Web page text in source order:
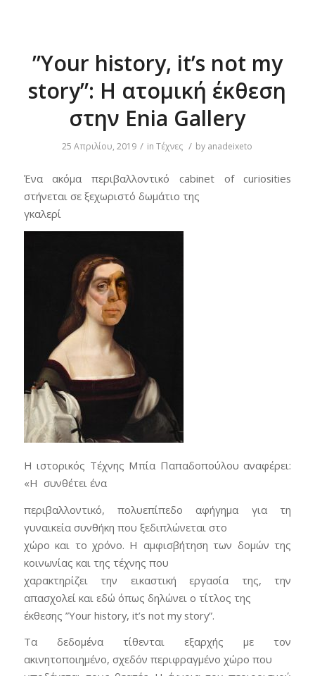
”Your history, it’s not my
story”: Η ατομική έκθεση
στην Enia Gallery
25 Απριλίου, 2019 / inΤέχνες / by anadeixeto
Ένα ακόμα περιβαλλοντικό cabinet of curiosities
στήνεται σε ξεχωριστό δωμάτιο της
γκαλερί
Η ιστορικός Τέχνης Μπία Παπαδοπούλου αναφέρει:
«Η συνθέτει ένα
περιβαλλοντικό, πολυεπίπεδο αφήγημα για τη
γυναικεία συνθήκη που ξεδιπλώνεται στο
χώρο και το χρόνο. Η αμφισβήτηση των δομών της
κοινωνίας και της τέχνης που
χαρακτηρίζει την εικαστική εργασία της, την
απασχολεί και εδώ όπως δηλώνει ο τίτλος της
έκθεσης ”Your history, it’s not my story”.
Τα δεδομένα τίθενται εξαρχής με τον
ακινητοποιημένο, σχεδόν περιφραγμένο χώρο που